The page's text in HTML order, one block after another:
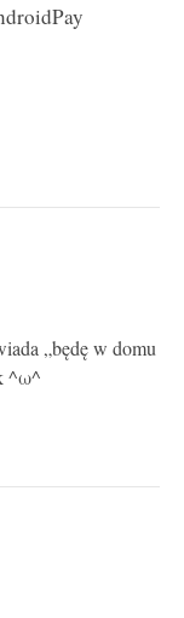
„będę w domu
^ω^